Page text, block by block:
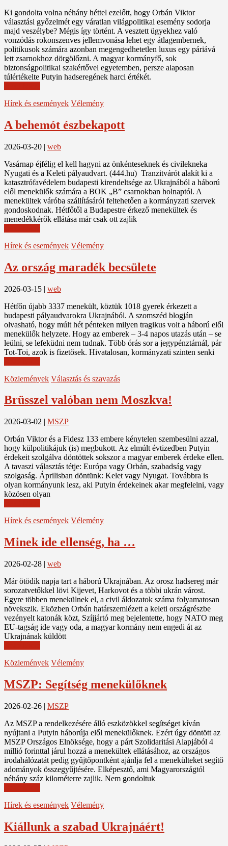
Ki gondolta volna néhány héttel ezelőtt, hogy Orbán Viktor
választási győzelmét egy váratlan világpolitikai esemény sodorja
majd veszélybe? Mégis így történt. A vesztett ügyekhez való
vonzódás rokonszenves jellemvonása lehet egy átlagembernek,
politikusok számára azonban megengedhetetlen luxus egy páriává
lett zsarnokhoz dörgölőzni. A magyar kormányfő, sok
biztonságpolitikai szakértővel egyetemben, persze alaposan
túlértékelte Putyin hadseregének harci értékét.
Hírek és események Vélemény
A behemót észbekapott
2026-03-20 | web
Vasárnap éjfélig el kell hagyni az önkénteseknek és civilekneka
Nyugati és a Keleti pályaudvart. (444.hu) Tranzitvárót alakít ki a
katasztrófavédelem budapesti kirendeltsége az Ukrajnából a háború
elől menekülők számára a BOK „B” csarnokban holnaptól. A
menekültek váróba szállításáról feltehetően a kormányzati szervek
gondoskodnak. Hétfőtől a Budapestre érkező menekültek és
menedékkérők ellátása már csak ott zajlik
Hírek és események Vélemény
Az ország maradék becsülete
2026-03-15 | web
Hétfőn újabb 3337 menekült, köztük 1018 gyerek érkezett a
budapesti pályaudvarokra Ukrajnából. A szomszéd blogján
olvasható, hogy múlt hét pénteken milyen tragikus volt a háború elől
menekülők helyzete. Hogy az emberek – 3-4 napos utazás után – se
leülni, se lefeküdni nem tudnak. Több órás sor a jegypénztárnál, pár
Tot-Toi, azok is fizetősek. Hivatalosan, kormányzati szinten senki
Közlemények Választás és szavazás
Brüsszel valóban nem Moszkva!
2026-03-02 | MSZP
Orbán Viktor és a Fidesz 133 embere kénytelen szembesülni azzal,
hogy külpolitikájuk (is) megbukott. Az elmúlt évtizedben Putyin
érdekeit szolgálva döntöttek sokszor a magyar emberek érdeke ellen.
A tavaszi választás tétje: Európa vagy Orbán, szabadság vagy
szolgaság. Áprilisban döntünk: Kelet vagy Nyugat. Továbbra is
olyan kormányunk lesz, aki Putyin érdekeinek akar megfelelni, vagy
közösen olyan
Hírek és események Vélemény
Minek ide ellenség, ha …
2026-02-28 | web
Már ötödik napja tart a háború Ukrajnában. Az orosz hadsereg már
sorozatvetőkkel lövi Kijevet, Harkovot és a többi ukrán várost.
Egyre többen menekülnek el, a civil áldozatok száma folyamatosan
növekszik. Eközben Orbán határszemlézett a keleti országrészbe
vezényelt katonák közt, Szíjjártó meg bejelentette, hogy NATO meg
EU-tagság ide vagy oda, a magyar kormány nem engedi át az
Ukrajnának küldött
Közlemények Vélemény
MSZP: Segítség menekülőknek
2026-02-26 | MSZP
Az MSZP a rendelkezésére álló eszközökkel segítséget kíván
nyújtani a Putyin háborúja elől menekülőknek. Ezért úgy döntött az
MSZP Országos Elnöksége, hogy a párt Szolidaritási Alapjából 4
millió forinttal járul hozzá a menekültek ellátásához, az országos
irodahálózatát pedig gyűjtőpontként ajánlja fel a menekülteket segítő
adományok összegyűjtésére. Elképesztő, ami Magyarországtól
néhány száz kilométerre zajlik. Nem gondoltuk
Hírek és események Vélemény
Kiállunk a szabad Ukrajnáért!